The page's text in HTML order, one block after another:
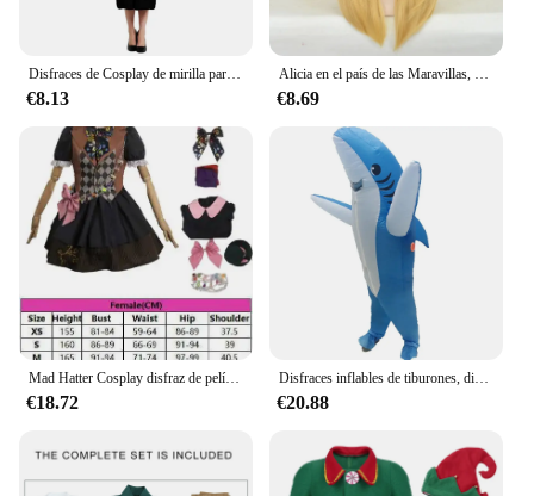
Disfraces de Cosplay de mirilla para adultos, Halloween, Carnaval, sacerdote, monja, túnicas largas, Iglesia católica piadosa religiosa, Vintage, Medieval
€8.13
Alicia en el país de las Maravillas, peluca de Cosplay amarilla y dorada, pelo sintético largo recto, pelucas de fiesta de disfraces de Halloween
€8.69
Mad Hatter Cosplay disfraz de película de fantasía para hombres adultos, disfraz de fantasía, abrigo, pantalones, trajes, ropa de fiesta de Carnaval de Halloween
€18.72
Disfraces inflables de tiburones, disfraz de Anime para Halloween, disfraz de pez marino, mascota tiburón, fiesta de lujo, juego de rol
€20.88